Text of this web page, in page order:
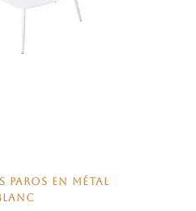
PAROS EN MÉTAL